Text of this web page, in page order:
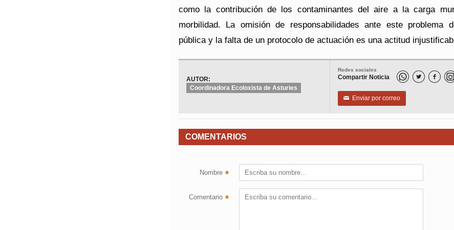
como la contribución de los contaminantes del aire a la carga
morbilidad. La omisión de responsabilidades ante este problema
pública y la falta de un protocolo de actuación es una actitud
Redes sociales
Compartir Noticia  
✉ Enviar por correo
AUTOR:
Coordinadora Ecoloxista de Asturies
COMENTARIOS
Nombre *
Comentario *